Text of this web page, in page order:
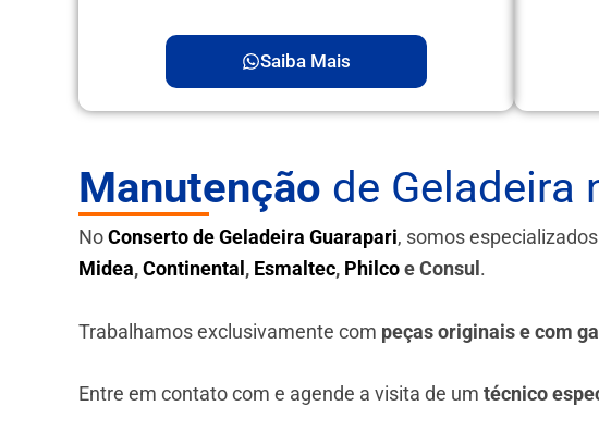
Saiba Mais
Manutenção de Geladeira
NoConserto de Geladeira Guarapari, somos
Midea,Continental , Esmaltec, Philcoe Consul .
Trabalhamos exclusivamente com peças originais e com
Entre em contato com e agende a visita de um técnico